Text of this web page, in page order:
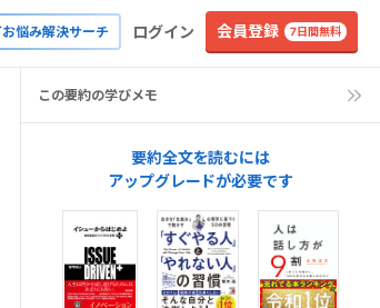
お悩み解決サーチ ログイン 会員登録 7日間無料
この要約の学びメモ
要約全文を読むには
アップグレードが必要です